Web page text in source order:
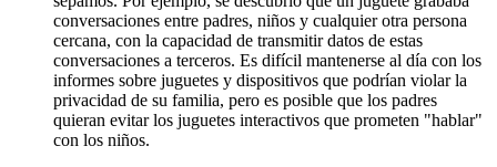
conversaciones entre padres, niños y cualquier otra persona
cercana, con la capacidad de transmitir datos de estas
conversaciones a terceros. Es difícil mantenerse al día con los
informes sobre juguetes y dispositivos que podrían violar la
privacidad de su familia, pero es posible que los padres
quieran evitar los juguetes interactivos que prometen "hablar"
con los niños.